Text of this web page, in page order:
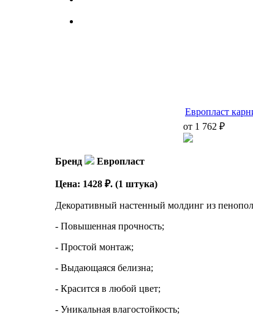
Европласт
от 1 762 ₽
Бренд Европласт
Цена: 1428 ₽. (1 штука)
Декоративный настенный молдинг из
- Повышенная прочность;
- Простой монтаж;
- Выдающаяся белизна;
- Красится в любой цвет;
- Уникальная влагостойкость;